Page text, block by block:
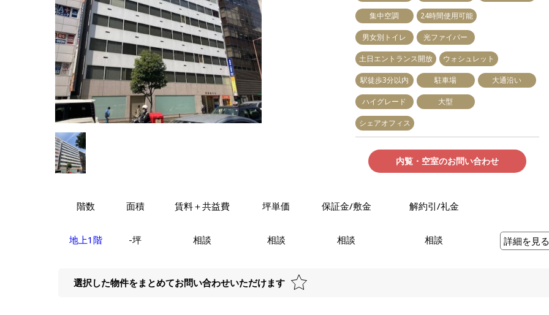
集中空調 24時間使用可能
男女別トイレ 光ファイバー
土日エントランス開放 ウォシュレット
駅徒歩3分以内 駐車場 大通沿い
ハイグレード 大型
シェアオフィス
内覧・空室のお問い合わせ
階数 面積 賃料＋共益費 坪単価 保証金/敷金 解約引/礼金
地上1階 -坪 相談 相談 相談 相談 詳細を見る
選択した物件をまとめてお問い合わせいただけます